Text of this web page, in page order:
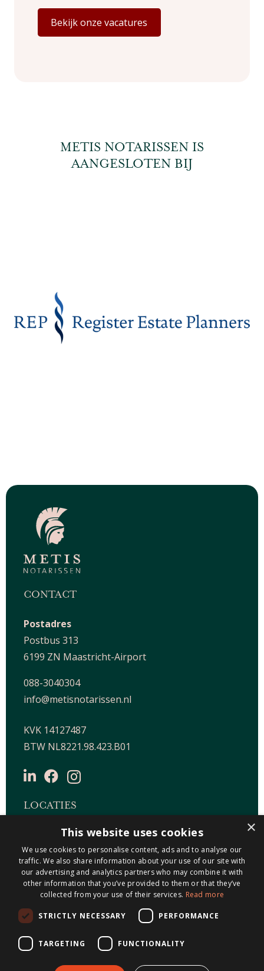
Bekijk onze vacatures
METIS NOTARISSEN IS
AANGESLOTEN BIJ
CONTACT
Postadres
Postbus 313
6199 ZN Maastricht-Airport
088-3040304
info@metisnotarissen.nl
KVK 14127487
BTW NL8221.98.423.B01
LOCATIES
Maastricht-Airport Beek
Geleen
Gulpen
Roermond
Sittard
Holtum
×
This website uses cookies
We use cookies to personalise content, ads and to analyse our
traffic. We also share information about your use of our site with
our advertising and analytics partners who may combine it with
other information that you’ve provided to them or that they’ve
collected from your use of their services. Read more
STRICTLY NECESSARY PERFORMANCE
TARGETING FUNCTIONALITY